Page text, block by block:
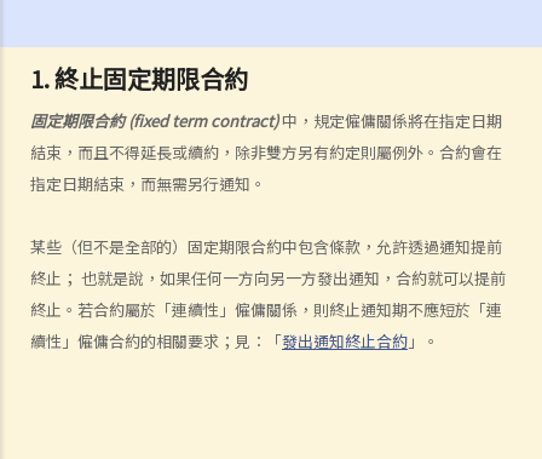
1. 終止固定期限合約
固定期限合約(fixed term contract)中，規定僱傭關係將在指定日期
結束，而且不得延長或續約，除非雙方另有約定則屬例外。合約會在
指定日期結束，而無需另行通知。
某些（但不是全部的）固定期限合約中包含條款，允許透過通知提前
終止； 也就是說，如果任何一方向另一方發出通知，合約就可以提前
終止。若合約屬於「連續性」僱傭關係，則終止通知期不應短於「連
續性」僱傭合約的相關要求；見：「發出通知終止合約 」。
3. 僱主是否可以選擇簽訂一系列較短且間斷的僱傭合同，以避免向僱員
提供法定福利和權益？
3. 如何分辨「僱傭合約」以及「獨立承包商（或自僱人士）之服務合
約」？
予現職僱主一個月通知以辭去現有工作。在新工上任的一個星期前，我
收到新公司的電郵，表示暫時不能聘用我，其理由是需要引入新投資
者。因我經已辭去現有工作（而新職員亦已上班），我在離職時便成為